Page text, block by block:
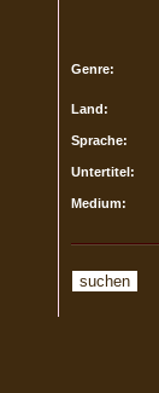
Genre:
Land:
Sprache:
Untertitel:
Medium: